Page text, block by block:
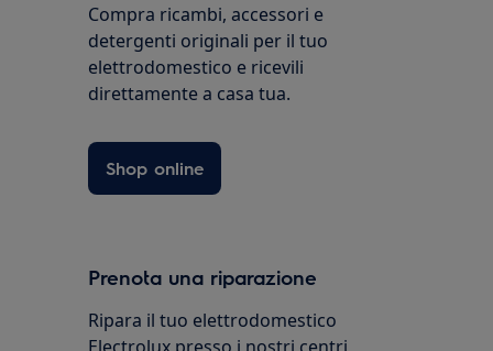
Compra ricambi, accessori e
detergenti originali per il tuo
elettrodomestico e ricevili
direttamente a casa tua.
Shop online
Prenota una riparazione
Ripara il tuo elettrodomestico